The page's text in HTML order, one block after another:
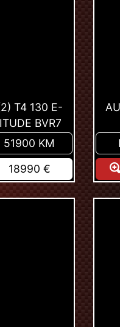
T4 130 E-
BVR7
51900 KM
18990 €